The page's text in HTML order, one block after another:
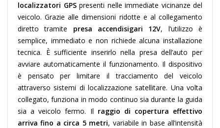
localizzatori GPSpresenti nelle immediate vicinanze del
veicolo.Grazie alle dimensioni ridotte e al collegamento
diretto tramite presa accendisigari 12V, l’utilizzo è
semplice, immediato e non richiede alcuna installazione
tecnica. È sufficiente inserirlo nella presa dell’auto per
avviare automaticamente il funzionamento. Il dispositivo
è pensato per limitare il tracciamento del veicolo
attraverso sistemi di localizzazione satellitare. Una volta
collegato, funziona in modo continuo sia durante la guida
sia a veicolo fermo. Il raggio di copertura effettivo
arriva fino a circa 5 metri, variabile in base all’intensità